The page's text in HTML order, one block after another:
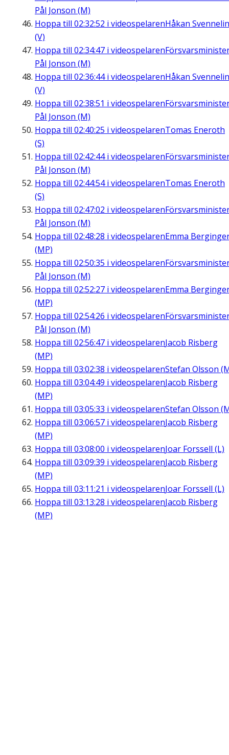
Pål Jonson (M)
Hoppa till 02:32:52 i videospelarenHåkan
(V)
Hoppa till 02:34:47 i videospelaren
Pål Jonson (M)
Hoppa till 02:36:44i videospelarenHåkan
(V)
Hoppa till 02:38:51 i videospelaren
Pål Jonson (M)
Hoppa till 02:40:25 i videospelarenTomas Eneroth
(S)
Hoppa till 02:42:44i videospelaren
Pål Jonson (M)
Hoppa till 02:44:54i videospelarenTomas Eneroth
(S)
Hoppa till 02:47:02 i videospelaren
Pål Jonson (M)
Hoppa till 02:48:28 i videospelarenEmma
(MP)
Hoppa till 02:50:35 i videospelaren
Pål Jonson (M)
Hoppa till 02:52:27 i videospelarenEmma
(MP)
Hoppa till 02:54:26 i videospelaren
Pål Jonson (M)
Hoppa till 02:56:47 i videospelarenJacob Risberg
(MP)
Hoppa till 03:02:38 i videospelarenStefan Olsson
Hoppa till 03:04:49 i videospelarenJacob Risberg
(MP)
Hoppa till 03:05:33 i videospelarenStefan Olsson
Hoppa till 03:06:57 i videospelarenJacob Risberg
(MP)
Hoppa till 03:08:00 i videospelarenJoar Forssell (L)
Hoppa till 03:09:39 i videospelarenJacob Risberg
(MP)
Hoppa till 03:11:21 i videospelarenJoar Forssell (L)
Hoppa till 03:13:28 i videospelarenJacob Risberg
(MP)